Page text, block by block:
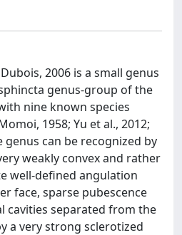
2006 is a small genus
genus-group of the
nine known species
1958; Yu et al., 2012;
genus can be recognized by
weakly convex and rather
well-defined angulation
face, sparse pubescence
cavities separated from the
a very strong sclerotized